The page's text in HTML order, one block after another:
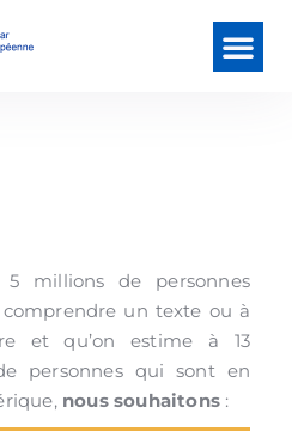
5 millions de personnes
un texte ou à
et qu’on estime à 13
personnes qui sont en
nous souhaitons :